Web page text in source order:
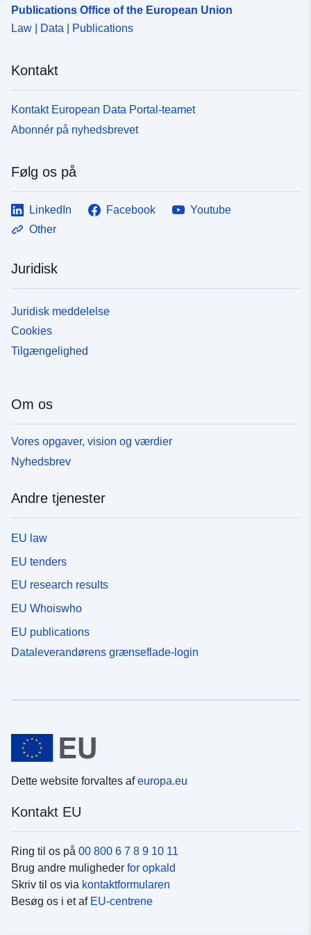
Publications Office of the European Union
Law | Data | Publications
Kontakt
Kontakt European Data Portal-teamet
Abonnér på nyhedsbrevet
Følg os på
LinkedIn Facebook
Youtube
Other
Juridisk
Juridisk meddelelse
Cookies
Tilgængelighed
Om os
Vores opgaver, vision og værdier
Nyhedsbrev
Andre tjenester
EU law
EU tenders
EU research results
EU Whoiswho
EU publications
Dataleverandørens grænseflade-login
Dette website forvaltes afeuropa.eu
Kontakt EU
Ring til os på 00 800 6 7 8 9 10 11
Brug andre muligheder for opkald
Skriv til os via kontaktformularen
Besøg os i et af EU-centrene